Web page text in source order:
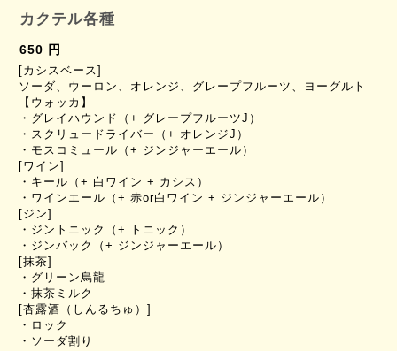
カクテル各種
650 円
[カシスベース]
ソーダ、ウーロン、オレンジ、グレープフルーツ、ヨーグルト
【ウォッカ】
・グレイハウンド（+ グレープフルーツJ）
・スクリュードライバー（+ オレンジJ）
・モスコミュール（+ ジンジャーエール）
[ワイン]
・キール（+ 白ワイン + カシス）
・ワインエール（+ 赤or白ワイン + ジンジャーエール）
[ジン]
・ジントニック（+ トニック）
・ジンバック（+ ジンジャーエール）
[抹茶]
・グリーン烏龍
・抹茶ミルク
[杏露酒（しんるちゅ）]
・ロック
・ソーダ割り